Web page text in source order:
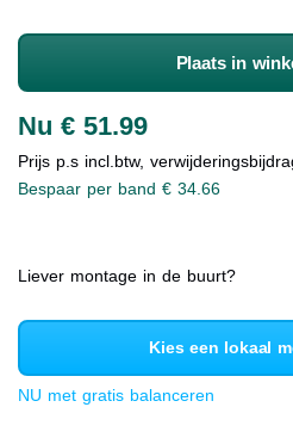
Plaats in
Nu € 51.99
Prijs p.s incl.btw,
Bespaar per band € 34.66
Liever montage in de buurt?
Kies een lokaal
NU met gratis balanceren